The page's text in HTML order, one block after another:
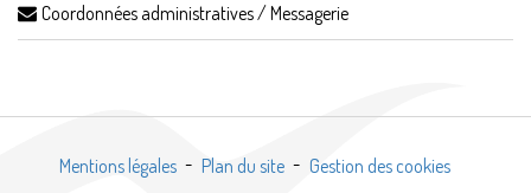
Coordonnées administratives / Messagerie
Mentions légales Plan du site Gestion des cookies